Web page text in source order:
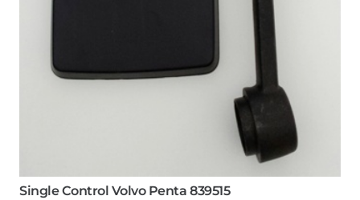
Single Control Volvo Penta 839515